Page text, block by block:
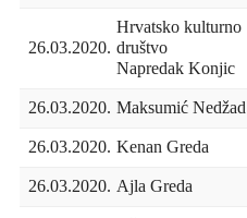
26.03.2020.
Hrvatsko kulturno
društvo
Napredak Konjic
26.03.2020. Maksumić Nedžad
26.03.2020. Kenan Greda
26.03.2020. Ajla Greda